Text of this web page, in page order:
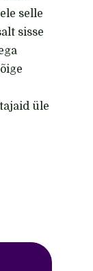
selle
sisse
üle